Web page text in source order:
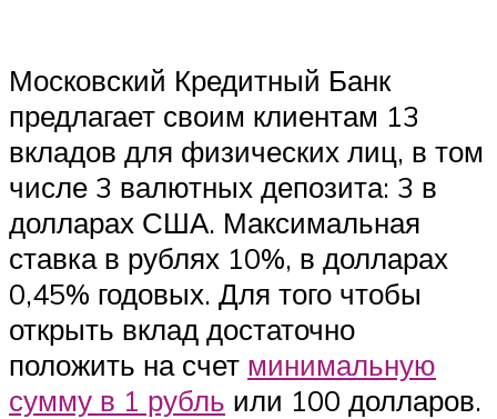
Московский Кредитный Банк
предлагает своим клиентам 13
вкладов для физических лиц, в том
числе 3 валютных депозита: 3 в
долларах США. Максимальная
ставка в рублях 10%, в долларах
0,45% годовых. Для того чтобы
открыть вклад достаточно
положить на счет минимальную
сумму в 1 рубль или 100 долларов.